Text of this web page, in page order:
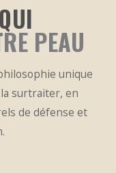
PEAU
unique
surtraiter, en
de défense et